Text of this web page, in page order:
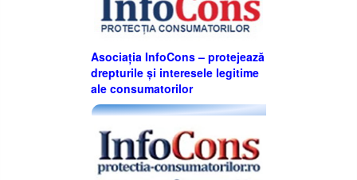
Asociația InfoCons – protejează
drepturile și interesele legitime
ale consumatorilor